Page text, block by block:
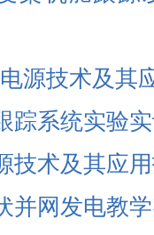
源技术及其
踪系统实验
技术及其应
并网发电教